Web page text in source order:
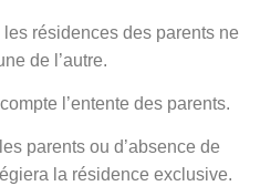
résidences des parents ne
de l’autre.
l’entente des parents.
parents ou d’absence de
la résidence exclusive.